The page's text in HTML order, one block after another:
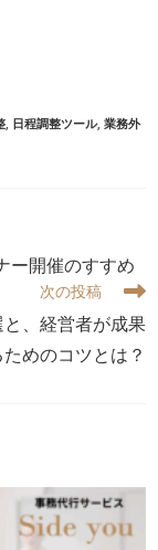
, 日程調整ツール, 業務外
ー開催のすすめ
次の投稿
と、経営者が成果
めのコツとは？